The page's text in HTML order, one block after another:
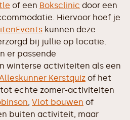
of een Boksclinic door een
Hiervoor hoef je
kunnen deze
bij jullie op locatie.
er passende
winterse activiteiten als een
Kerstquiz of het
tot echte zomer-activiteiten
, Vlot bouwen of
buiten activiteit, maar